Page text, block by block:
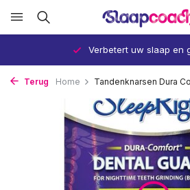
Verbetert uw slaap en
Terug Home Tandenknarsen Dura